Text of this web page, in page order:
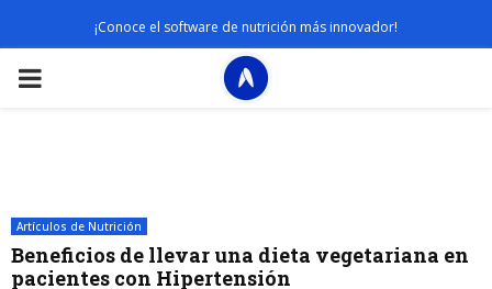
¡Conoce el software de nutrición más innovador!
PRIMARY
Artículos de Nutrición
Beneficios de llevar una dieta vegetariana en
pacientes con Hipertensión